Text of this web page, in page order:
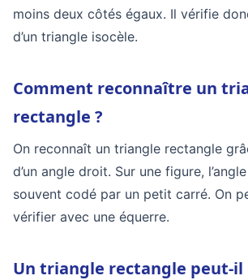
moins deux côtés égaux. Il vérifie
d’un triangle isocèle.
Comment reconnaître un
rectangle ?
On reconnaît un triangle rectangle
d’un angle droit. Sur une figure,
souvent codé par un petit carré. On
vérifier avec une équerre.
Un triangle rectangle peut-il